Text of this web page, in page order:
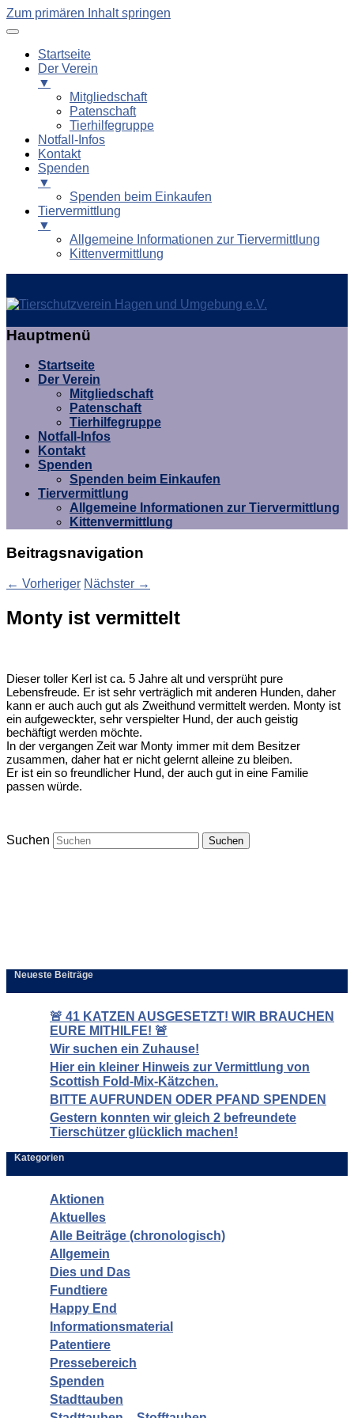
Zum primären Inhalt springen
Startseite
Der Verein
▼
Mitgliedschaft
Patenschaft
Tierhilfegruppe
Notfall-Infos
Kontakt
Spenden
▼
Spenden beim Einkaufen
Tiervermittlung
▼
Allgemeine Informationen zur Tiervermittlung
Kittenvermittlung
Tierschutzverein Hagen und
Umgebung e.V.
Hauptmenü
Startseite
Der Verein
Mitgliedschaft
Patenschaft
Tierhilfegruppe
Notfall-Infos
Kontakt
Spenden
Spenden beim Einkaufen
Tiervermittlung
Allgemeine Informationen zur Tiervermittlung
Kittenvermittlung
Beitragsnavigation
← Vorheriger Nächster →
Monty ist vermittelt
Dieser toller Kerl ist ca. 5 Jahre alt und versprüht pure
Lebensfreude. Er ist sehr verträglich mit anderen Hunden, daher
kann er auch auch gut als Zweithund vermittelt werden. Monty ist
ein aufgeweckter, sehr verspielter Hund, der auch geistig
bechäftigt werden möchte.
In der vergangen Zeit war Monty immer mit dem Besitzer
zusammen, daher hat er nicht gelernt alleine zu bleiben.
Er ist ein so freundlicher Hund, der auch gut in eine Familie
passen würde.
Suchen
Neueste Beiträge
🚨 41 KATZEN AUSGESETZT! WIR BRAUCHEN
EURE MITHILFE! 🚨
Wir suchen ein Zuhause!
Hier ein kleiner Hinweis zur Vermittlung von
Scottish Fold-Mix-Kätzchen.
BITTE AUFRUNDEN ODER PFAND SPENDEN
Gestern konnten wir gleich 2 befreundete
Tierschützer glücklich machen!
Kategorien
Aktionen
Aktuelles
Alle Beiträge (chronologisch)
Allgemein
Dies und Das
Fundtiere
Happy End
Informationsmaterial
Patentiere
Pressebereich
Spenden
Stadttauben